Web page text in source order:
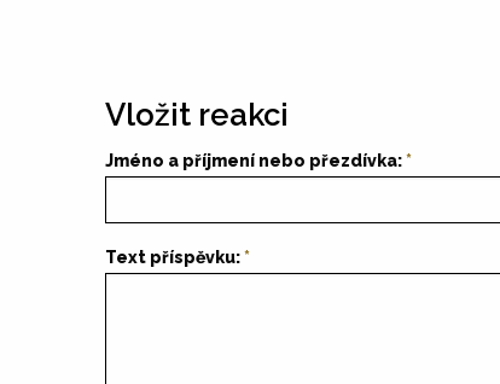
Vložit reakci
Jméno a příjmení nebo přezdívka:
Text příspěvku: